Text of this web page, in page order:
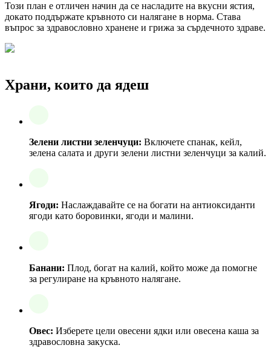
Този план е отличен начин да се насладите на вкусни ястия,
докато поддържате кръвното си налягане в норма. Става
въпрос за здравословно хранене и грижа за сърдечното здраве.
Храни, които да ядеш
Зелени листни зеленчуци: Включете спанак, кейл,
зелена салата и други зелени листни зеленчуци за калий.
Ягоди: Наслаждавайте се на богати на антиоксиданти
ягоди като боровинки, ягоди и малини.
Банани: Плод, богат на калий, който може да помогне
за регулиране на кръвното налягане.
Овес: Изберете цели овесени ядки или овесена каша за
здравословна закуска.